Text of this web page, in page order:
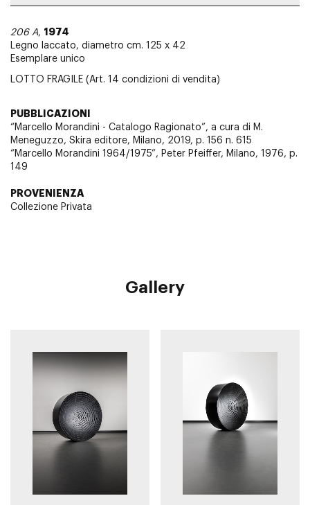
206 A, 1974
Legno laccato, diametro cm. 125 x 42
Esemplare unico
LOTTO FRAGILE (Art. 14 condizioni di vendita)
PUBBLICAZIONI
“Marcello Morandini - Catalogo Ragionato”, a cura di M.
Meneguzzo, Skira editore, Milano, 2019, p. 156 n. 615
“Marcello Morandini 1964/1975”, Peter Pfeiffer, Milano, 1976, p.
149
PROVENIENZA
Collezione Privata
Gallery